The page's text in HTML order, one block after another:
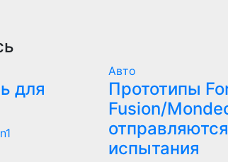
для
Авто
Прототипы
Fusion/
испытания